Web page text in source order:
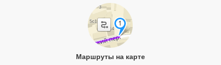
Маршруты на карте